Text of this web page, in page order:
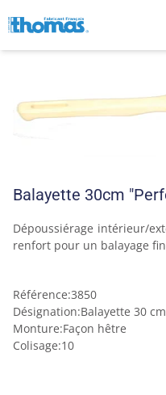
Accueil
Balayette 30cm
Dépoussiérage intérieur/
renfort pour un balayage
Référence:3850
Désignation:Balayette 30
Monture:Façon hêtre
Colisage:10